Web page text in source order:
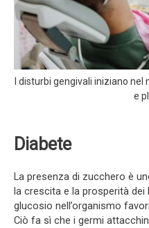
I disturbi gengivali iniziano
e
Diabete
La presenza di zucchero è
la crescita e la prosperità dei
glucosio nell’organismo
Ciò fa sì che i germi